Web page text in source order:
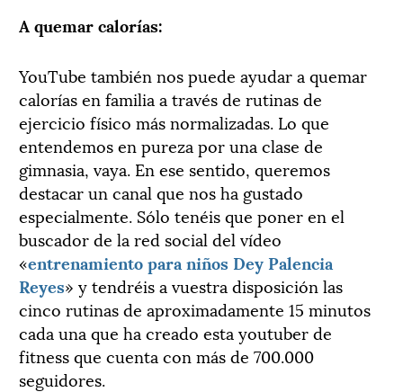
A quemar calorías:
YouTube también nos puede ayudar a quemar
calorías en familia a través de rutinas de
ejercicio físico más normalizadas. Lo que
entendemos en pureza por una clase de
gimnasia, vaya. En ese sentido, queremos
destacar un canal que nos ha gustado
especialmente. Sólo tenéis que poner en el
buscador de la red social del vídeo
«entrenamiento para niños Dey Palencia
Reyes» y tendréis a vuestra disposición las
cinco rutinas de aproximadamente 15 minutos
cada una que ha creado esta youtuber de
fitness que cuenta con más de 700.000
seguidores.